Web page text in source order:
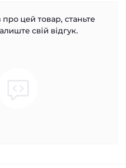
про цей товар, станьте
свій відгук.